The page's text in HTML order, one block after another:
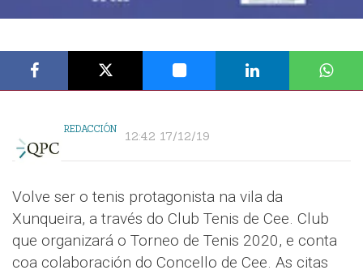
REDACCIÓN 12:42 17/12/19
Volve ser o tenis protagonista na vila da
Xunqueira, a través do Club Tenis de Cee. Club
que organizará o Torneo de Tenis 2020, e conta
coa colaboración do Concello de Cee. As citas